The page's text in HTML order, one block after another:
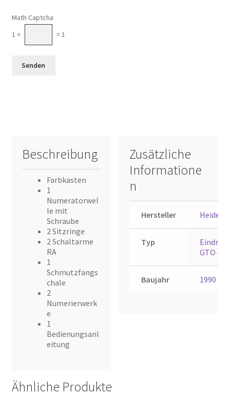
Math Captcha
1 ×
= 1
Beschreibung
Farbkasten
1
Numeratorwel
le mit
Schraube
2 Sitzringe
2 Schaltarme
RA
1
Schmutzfangs
chale
2
Numerierwerk
e
1
Bedienungsanl
eitung
Zusätzliche
Informatione
n
Hersteller
Typ
GTO 46
Baujahr 1990
Ähnliche Produkte